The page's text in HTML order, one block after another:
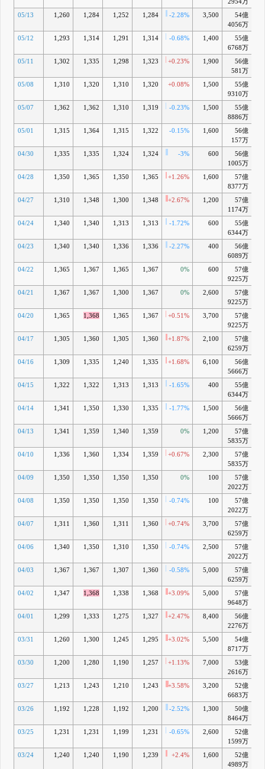
05/13
1,260 1,284 1,252 1,284 -2.28% 3,500
54億
4056万
05/12 1,293 1,314 1,291 1,314 -0.68% 1,400
55億
6768万
05/11 1,302 1,335 1,298 1,323 +0.23% 1,900
56億
581万
05/08 1,310 1,320 1,310 1,320 +0.08% 1,500
55億
9310万
05/07 1,362 1,362 1,310 1,319 -0.23% 1,500
55億
8886万
05/01 1,315 1,364 1,315 1,322 -0.15% 1,600
56億
157万
04/30 1,335 1,335 1,324 1,324 -3% 600
56億
1005万
04/28 1,350 1,365 1,350 1,365 +1.26% 1,600
57億
8377万
04/27 1,310 1,348 1,300 1,348 +2.67% 1,200
57億
1174万
04/24 1,340 1,340 1,313 1,313 -1.72% 600
55億
6344万
04/23 1,340 1,340 1,336 1,336 -2.27% 400
56億
6089万
04/22 1,365 1,367 1,365 1,367 0% 600
57億
9225万
04/21 1,367 1,367 1,300 1,367 0% 2,600
57億
9225万
04/20 1,365 1,368 1,365 1,367 +0.51% 3,700
57億
9225万
04/17 1,305 1,360 1,305 1,360 +1.87% 2,100
57億
6259万
04/16 1,309 1,335 1,240 1,335 +1.68% 6,100
56億
5666万
04/15 1,322 1,322 1,313 1,313 -1.65% 400
55億
6344万
04/14 1,341 1,350 1,330 1,335 -1.77% 1,500
56億
5666万
04/13 1,341 1,359 1,340 1,359 0% 1,200
57億
5835万
04/10 1,336 1,360 1,334 1,359 +0.67% 2,300
57億
5835万
04/09 1,350 1,350 1,350 1,350 0% 100
57億
2022万
04/08 1,350 1,350 1,350 1,350 -0.74% 100
57億
2022万
04/07 1,311 1,360 1,311 1,360 +0.74% 3,700
57億
6259万
04/06 1,340 1,350 1,310 1,350 -0.74% 2,500
57億
2022万
04/03 1,367 1,367 1,307 1,360 -0.58% 5,000
57億
6259万
04/02 1,347 1,368 1,338 1,368 +3.09% 5,000
57億
9648万
04/01 1,299 1,333 1,275 1,327 +2.47% 8,400
56億
2276万
03/31 1,260 1,300 1,245 1,295 +3.02% 5,500
54億
8717万
03/30 1,200 1,280 1,190 1,257 +1.13% 7,000
53億
2616万
03/27 1,213 1,243 1,210 1,243 +3.58% 3,200
52億
6683万
03/26 1,192 1,228 1,192 1,200 -2.52% 1,300
50億
8464万
03/25 1,231 1,231 1,199 1,231 -0.65% 2,600
52億
1599万
03/24 1,240 1,240 1,190 1,239 +2.4% 1,600
52億
4989万